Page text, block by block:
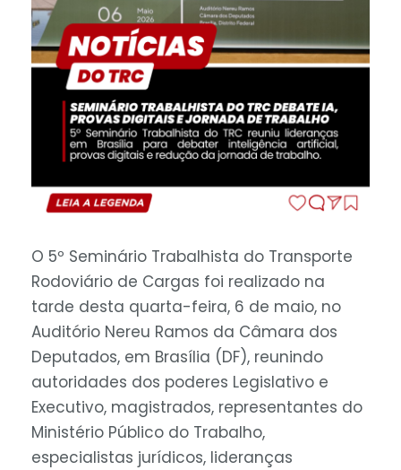
O 5º Seminário Trabalhista do Transporte
Rodoviário de Cargas foi realizado na
tarde desta quarta-feira, 6 de maio, no
Auditório Nereu Ramos da Câmara dos
Deputados, em Brasília (DF), reunindo
autoridades dos poderes Legislativo e
Executivo, magistrados, representantes do
Ministério Público do Trabalho,
especialistas jurídicos, lideranças